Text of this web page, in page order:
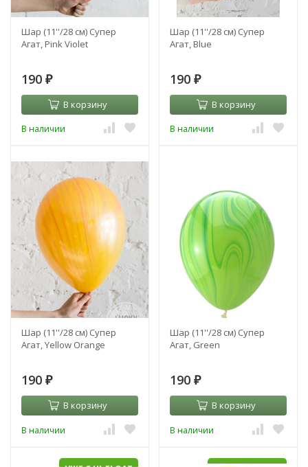
Шар (11''/28 см) Супер
Агат, Pink Violet
190 ₽
В корзину
В наличии
Шар (11''/28 см) Супер
Агат, Blue
190 ₽
В корзину
В наличии
Шар (11''/28 см) Супер
Агат, Yellow Orange
190 ₽
В корзину
В наличии
Шар (11''/28 см) Супер
Агат, Green
190 ₽
В корзину
В наличии